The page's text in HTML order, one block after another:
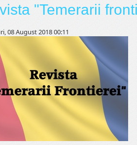
"Temerarii
08 August 2018 00:11